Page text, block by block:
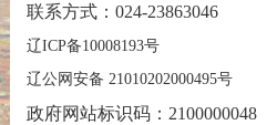
联系方式：024-23863046
辽ICP备10008193号
辽公网安备 21010202000495号
政府网站标识码：2100000048